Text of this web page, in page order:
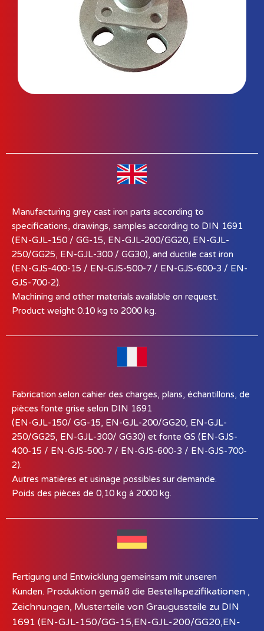
Manufacturing grey cast iron parts according to
specifications, drawings, samples according to DIN 1691
(EN-GJL-150 / GG-15, EN-GJL-200/GG20, EN-GJL-
250/GG25, EN-GJL-300 / GG30), and ductile cast iron
(EN-GJS-400-15 / EN-GJS-500-7 / EN-GJS-600-3 / EN-
GJS-700-2).
Machining and other materials available on request.
Product weight 0.10 kg to 2000 kg.
Fabrication selon cahier des charges, plans, échantillons, de
pièces fonte grise selon DIN 1691
(EN-GJL-150/ GG-15, EN-GJL-200/GG20, EN-GJL-
250/GG25, EN-GJL-300/ GG30) et fonte GS (EN-GJS-
400-15 / EN-GJS-500-7 / EN-GJS-600-3 / EN-GJS-700-
2).
Autres matières et usinage possibles sur demande.
Poids des pièces de 0,10 kg à 2000 kg.
Fertigung und Entwicklung gemeinsam mit unseren
Kunden. Produktion gemäß die Bestellspezifikationen ,
Zeichnungen, Musterteile von Graugussteile zu DIN
1691 (EN-GJL-150/GG-15,EN-GJL-200/GG20,EN-